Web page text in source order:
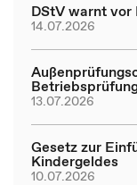
DStV warnt vor
14.07.2026
13.07.2026
Gesetz zur
Kindergeldes
10.07.2026